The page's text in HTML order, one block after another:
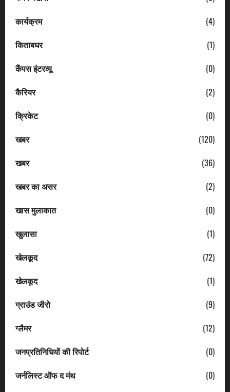
कार्यक्रम
(4)
किताबघर
(1)
कैंपस इंटरव्यू
(0)
कैरियर
(2)
क्रिकेट
(0)
खबर
(120)
खबर
(36)
खबर का असर
(2)
खास मुलाकात
(0)
खुलासा
(1)
खेलकूद
(72)
खेलकूद
(1)
ग्राउंड जीरो
(9)
ग्लैमर
(12)
जनप्रतिनिधियों की रिपोर्ट
(0)
जर्नलिस्ट ऑफ द मंथ
(0)